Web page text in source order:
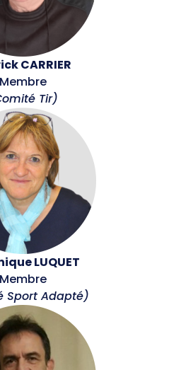
CARRIER
Membre
Tir)
LUQUET
Membre
Sport Adapté)